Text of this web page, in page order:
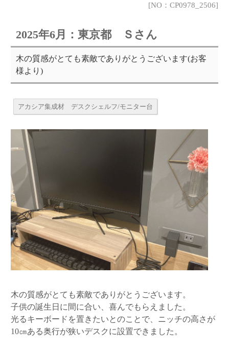
[NO：CP0978_2506]
2025年6月：東京都 Ｓさん
木の質感がとても素敵でありがとうございます(お客
様より)
アカシア集成材 デスクシェルフ/モニター台
木の質感がとても素敵でありがとうございます。
子供の誕生日に間に合い、喜んでもらえました。
光るキーボードを置きたいとのことで、ニッチの高さが
10㎝ある奥行が狭いデスクに設置できました。